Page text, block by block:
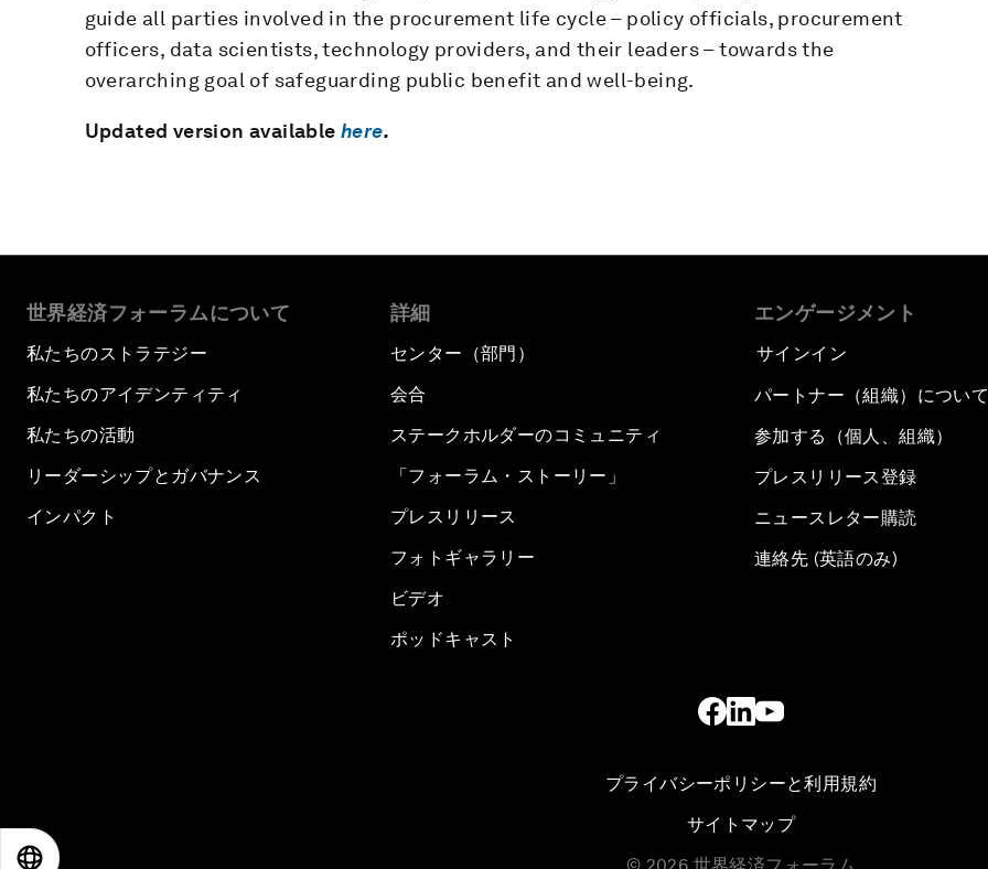
guide all parties involved in the procurement life cycle – policy officials, procurement
officers, data scientists, technology providers, and their leaders – towards the
overarching goal of safeguarding public benefit and well-being.
Updated version availablehere.
世界経済フォーラムについて
私たちのストラテジー
私たちのアイデンティティ
私たちの活動
リーダーシップとガバナンス
インパクト
詳細
センター（部門）
会合
ステークホルダーのコミュニティ
「フォーラム・ストーリー」
プレスリリース
フォトギャラリー
ビデオ
ポッドキャスト
エンゲージメント
サインイン
パートナー（組織）について
参加する（個人、組織）
プレスリリース登録
ニュースレター購読
連絡先 (英語のみ)
プライバシーポリシーと利用規約
サイトマップ